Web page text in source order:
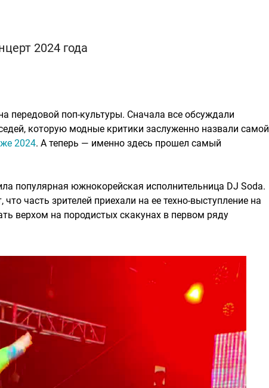
2024 года
передовой поп-культуры. Сначала все обсуждали
которую модные критики заслуженно назвали самой
2024. А теперь — именно здесь прошел самый
популярная южнокорейская исполнительница DJ Soda.
часть зрителей приехали на ее техно-выступление на
верхом на породистых скакунах в первом ряду